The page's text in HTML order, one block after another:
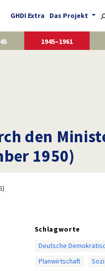
GHDI Extra Das Projekt
1945–1961
den
1950)
Schlagworte
Deutsche
Planwirtschaft